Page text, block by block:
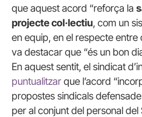
que aquest acord “reforça la
projecte col·lectiu, com un
en equip, en el respecte entre
va destacar que “és un bon
En aquest sentit, el sindicat
puntualitzar que l’acord
propostes sindicals
per al conjunt del personal del